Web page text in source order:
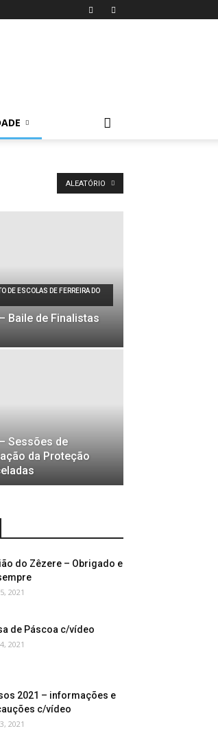
ALEATÓRIO
DE ESCOLAS DE FERREIRA DO
Baile de Finalistas
Sessões de
da Proteção
do Zêzere – Obrigado e
2021
de Páscoa c/vídeo
2021
2021 – informações e
c/vídeo
2021